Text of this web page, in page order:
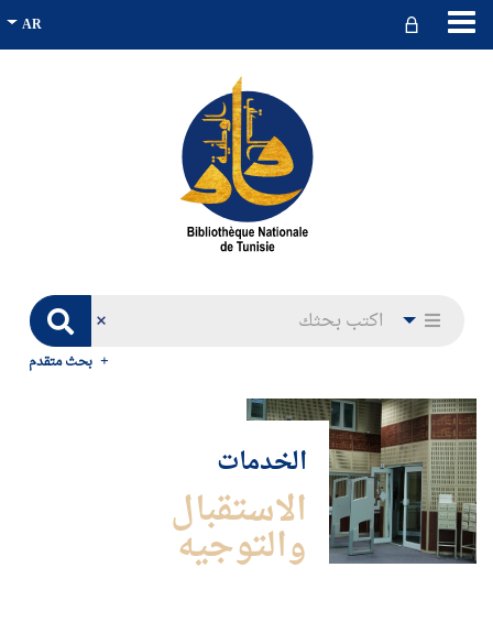
بحث متقدم
الخدمات
الاستقبال
والتوجيه